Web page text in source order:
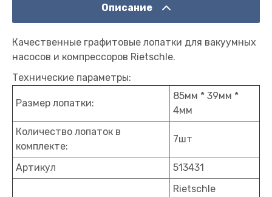
Описание
Качественные графитовые лопатки для вакуумных
насосов и компрессоров Rietschle.
Технические параметры:
Размер лопатки:
85мм * 39мм *
4мм
Количество лопаток в
комплекте:
7шт
Артикул
513431
Rietschle